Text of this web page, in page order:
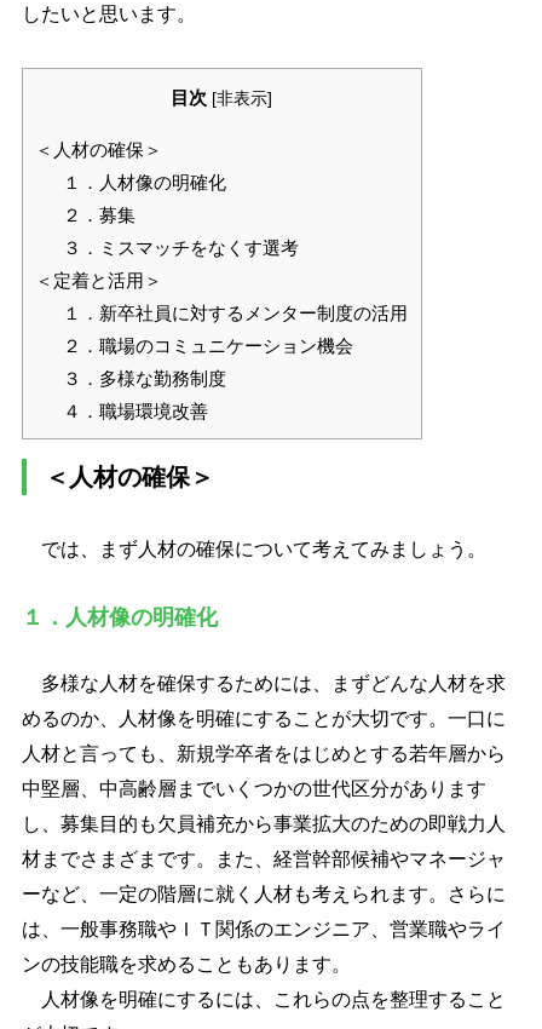
したいと思います。
目次 [非表示]
＜人材の確保＞
１．人材像の明確化
２．募集
３．ミスマッチをなくす選考
＜定着と活用＞
１．新卒社員に対するメンター制度の活用
２．職場のコミュニケーション機会
３．多様な勤務制度
４．職場環境改善
＜人材の確保＞
では、まず人材の確保について考えてみましょう。
１．人材像の明確化
多様な人材を確保するためには、まずどんな人材を求
めるのか、人材像を明確にすることが大切です。一口に
人材と言っても、新規学卒者をはじめとする若年層から
中堅層、中高齢層までいくつかの世代区分があります
し、募集目的も欠員補充から事業拡大のための即戦力人
材までさまざまです。また、経営幹部候補やマネージャ
ーなど、一定の階層に就く人材も考えられます。さらに
は、一般事務職やＩＴ関係のエンジニア、営業職やライ
ンの技能職を求めることもあります。
人材像を明確にするには、これらの点を整理すること